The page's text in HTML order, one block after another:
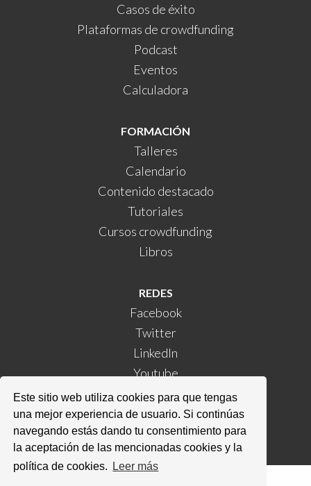
Este sitio web utiliza cookies para que tengas
una mejor experiencia de usuario. Si continúas
navegando estás dando tu consentimiento para
la aceptación de las mencionadas cookies y la
política de cookies.
Leer más
Casos de éxito
Plataformas de crowdfunding
Podcast
Eventos
Calculadora
FORMACIÓN
Talleres
Calendario
Contenido destacado
Tutoriales
Cursos crowdfunding
Libros
REDES
Facebook
Twitter
LinkedIn
Youtube
Instagram
Kickstarter